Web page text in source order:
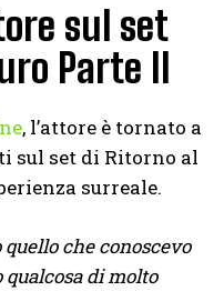
sul set
Parte II
, l’attore è tornato a
sul set di Ritorno al
surreale.
quello che conoscevo
qualcosa di molto